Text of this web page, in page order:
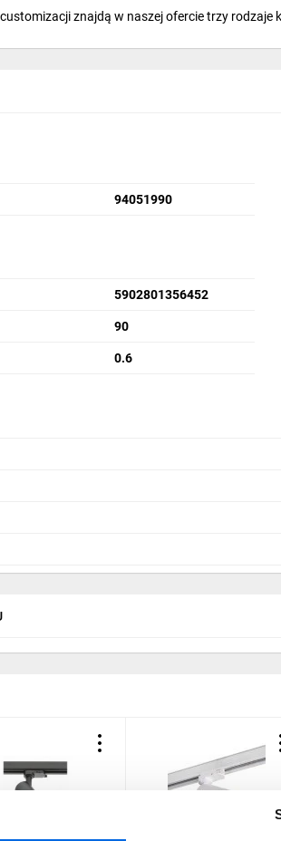
znajdą w naszej ofercie trzy rodzaje
94051990
5902801356452
90
0.6